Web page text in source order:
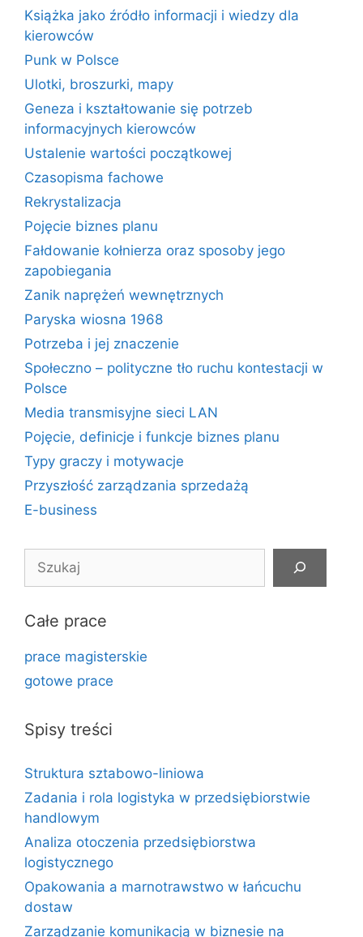
Książka jako źródło informacji i wiedzy dla
kierowców
Punk w Polsce
Ulotki, broszurki, mapy
Geneza i kształtowanie się potrzeb
informacyjnych kierowców
Ustalenie wartości początkowej
Czasopisma fachowe
Rekrystalizacja
Pojęcie biznes planu
Fałdowanie kołnierza oraz sposoby jego
zapobiegania
Zanik naprężeń wewnętrznych
Paryska wiosna 1968
Potrzeba i jej znaczenie
Społeczno – polityczne tło ruchu kontestacji w
Polsce
Media transmisyjne sieci LAN
Pojęcie, definicje i funkcje biznes planu
Typy graczy i motywacje
Przyszłość zarządzania sprzedażą
E-business
Całe prace
prace magisterskie
gotowe prace
Spisy treści
Struktura sztabowo-liniowa
Zadania i rola logistyka w przedsiębiorstwie
handlowym
Analiza otoczenia przedsiębiorstwa
logistycznego
Opakowania a marnotrawstwo w łańcuchu
dostaw
Zarządzanie komunikacją w biznesie na